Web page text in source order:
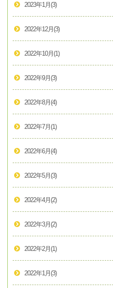
2023年1月 (3)
2022年12月 (3)
2022年10月 (1)
2022年9月 (3)
2022年8月 (4)
2022年7月 (1)
2022年6月 (4)
2022年5月 (3)
2022年4月 (2)
2022年3月 (2)
2022年2月 (1)
2022年1月 (3)